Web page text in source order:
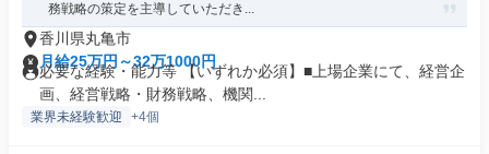
務戦略の策定を主導していただき...
香川県丸亀市
月給25万円～32万1000円
必要な経験・能力等 【いずれか必須】■上場企業にて、経営企
画、経営戦略・財務戦略、機関...
業界未経験歓迎 +4個